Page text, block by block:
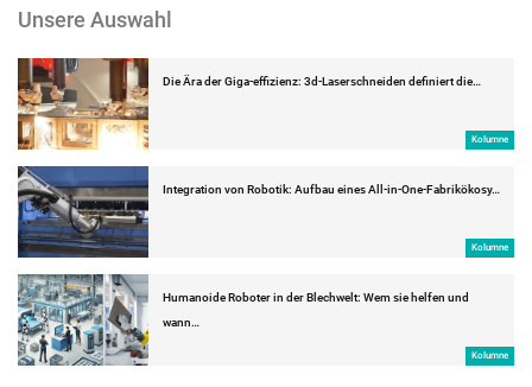
Unsere Auswahl
Die Ära der Giga-effizienz: 3d-Laserschneiden definiert die…
Kolumne
Integration von Robotik: Aufbau eines All-in-One-Fabrikökosy…
Kolumne
Humanoide Roboter in der Blechwelt: Wem sie helfen und
wann…
Kolumne